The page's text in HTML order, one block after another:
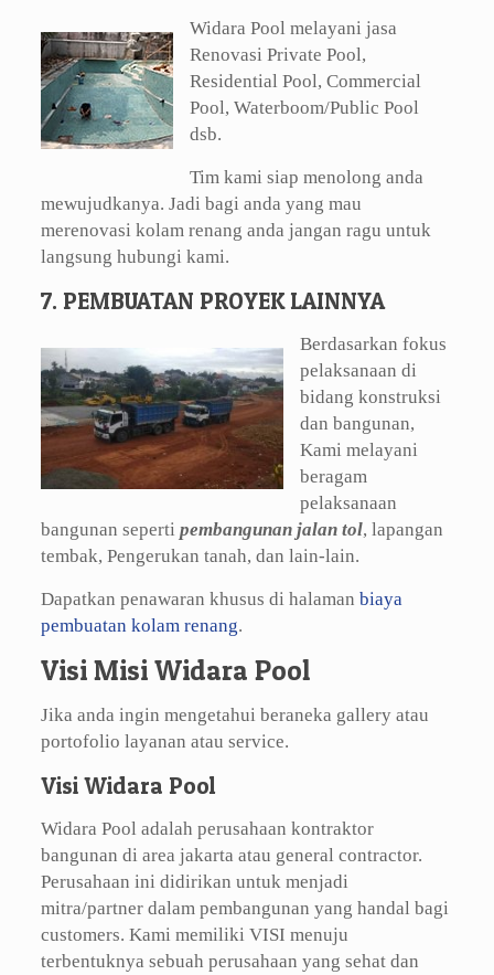
Widara Pool melayani jasa
Renovasi Private Pool,
Residential Pool, Commercial
Pool, Waterboom/Public Pool
dsb.
Tim kami siap menolong anda
mewujudkanya. Jadi bagi anda yang mau
merenovasi kolam renang anda jangan ragu untuk
langsung hubungi kami.
7. PEMBUATAN PROYEK LAINNYA
Berdasarkan fokus
pelaksanaan di
bidang konstruksi
dan bangunan,
Kami melayani
beragam
pelaksanaan
bangunan seperti pembangunan jalan tol, lapangan
tembak, Pengerukan tanah, dan lain-lain.
Dapatkan penawaran khusus di halaman biaya
pembuatan kolam renang.
Visi Misi Widara Pool
Jika anda ingin mengetahui beraneka gallery atau
portofolio layanan atau service.
Visi Widara Pool
Widara Pool adalah perusahaan kontraktor
bangunan di area jakarta atau general contractor.
Perusahaan ini didirikan untuk menjadi
mitra/partner dalam pembangunan yang handal bagi
customers. Kami memiliki VISI menuju
terbentuknya sebuah perusahaan yang sehat dan